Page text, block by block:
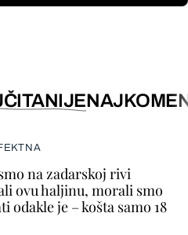
na zadarskoj rivi
ovu haljinu, morali smo
odakle je – košta samo 18